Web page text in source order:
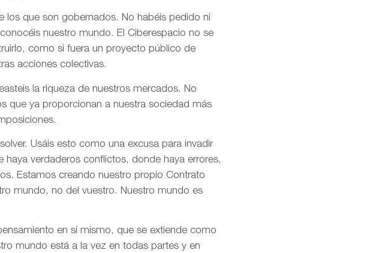
los que son gobernados. No habéis pedido ni
nuestro mundo. El Ciberespacio no se
como si fuera un proyecto público de
acciones colectivas.
la riqueza de nuestros mercados. No
que ya proporcionan a nuestra sociedad más
Usáis esto como una excusa para invadir
verdaderos conflictos, donde haya errores,
Estamos creando nuestro propio Contrato
mundo, no del vuestro. Nuestro mundo es
en sí mismo, que se extiende como
mundo está a la vez en todas partes y en